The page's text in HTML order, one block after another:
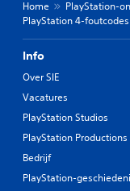
Home PlayStation-
PlayStation 4-foutcodes
Info
Over SIE
Vacatures
PlayStation Studios
PlayStation Productions
Bedrijf
PlayStation-